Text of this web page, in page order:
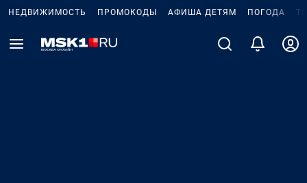
НЕДВИЖИМОСТЬ ПРОМОКОДЫ АФИША ДЕТЯМ ПОГОДА